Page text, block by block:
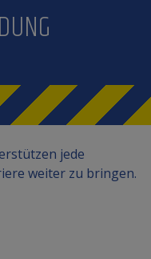
jede
weiter zu bringen.